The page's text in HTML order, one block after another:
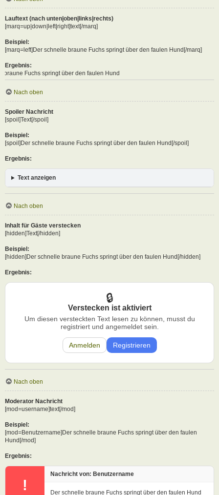
Lauftext (nach unten|oben|links|rechts)
[marq=up|down|left|right]text[/marq]
Beispiel:
[marq=left]Der schnelle braune Fuchs springt über den faulen Hund[/marq]
Ergebnis:
springt über den faulen Hund
Nach oben
Spoiler Nachricht
[spoil]Text[/spoil]
Beispiel:
[spoil]Der schnelle braune Fuchs springt über den faulen Hund[/spoil]
Ergebnis:
Text anzeigen
Nach oben
Inhalt für Gäste verstecken
[hidden]Text[/hidden]
Beispiel:
[hidden]Der schnelle braune Fuchs springt über den faulen Hund[/hidden]
Ergebnis:
Verstecken ist aktiviert
Um diesen versteckten Text lesen zu können, musst du
registriert und angemeldet sein.
Anmelden Registrieren
Nach oben
Moderator Nachricht
[mod=username]text[/mod]
Beispiel:
[mod=Benutzername]Der schnelle braune Fuchs springt über den faulen
Hund[/mod]
Ergebnis:
!
Nachricht von: Benutzername
Der schnelle braune Fuchs springt über den faulen Hund